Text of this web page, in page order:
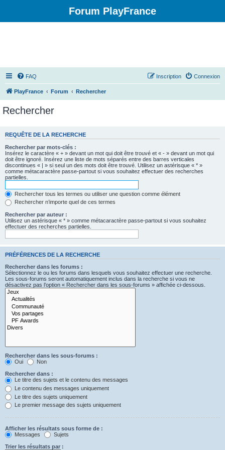
Forum PlayFrance
FAQ Connexion
Inscription
PlayFrance Forum Rechercher
Rechercher
REQUÊTE DE LA RECHERCHE
Rechercher par mots-clés :
Insérez le caractère « + » devant un mot qui doit être trouvé et « - » devant un mot qui
doit être ignoré. Insérez une liste de mots séparés entre des barres verticales
discontinues « | » si seul un des mots doit être trouvé. Utilisez un astérisque « * »
comme métacaractère passe-partout si vous souhaitez effectuer des recherches
partielles.
Rechercher tous les termes ou utiliser une question comme élément
Rechercher n’importe quel de ces termes
Rechercher par auteur :
Utilisez un astérisque « * » comme métacaractère passe-partout si vous souhaitez
effectuer des recherches partielles.
PRÉFÉRENCES DE LA RECHERCHE
Rechercher dans les forums :
Sélectionnez le ou les forums dans lesquels vous souhaitez effectuer une recherche.
Les sous-forums seront automatiquement inclus dans la recherche si vous ne
désactivez pas l’option « Rechercher dans les sous-forums » affichée ci-dessous.
Rechercher dans les sous-forums :
Oui
Non
Rechercher dans :
Le titre des sujets et le contenu des messages
Le contenu des messages uniquement
Le titre des sujets uniquement
Le premier message des sujets uniquement
Afficher les résultats sous forme de :
Messages
Sujets
Trier les résultats par :